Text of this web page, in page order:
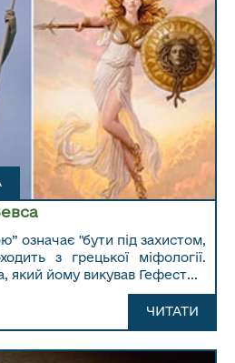
означає "бути під захистом,
з грецької міфології.
який йому викував Гефест...
ЧИТАТИ
ДАЛІ...